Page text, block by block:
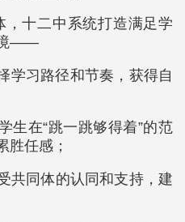
，十二中系统打造满足学
境——
学习路径和节奏，获得自
生在“跳一跳够得着”的范
胜任感；
共同体的认同和支持，建